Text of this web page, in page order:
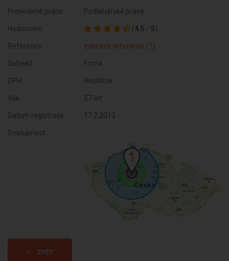
Provedené práce: Podlahářské práce
Hodnocení: ( 4.5 / 5)
Reference: zobrazit reference (1)
Subjekt: Firma
DPH: Neplátce
Věk: 57 let
Datum registrace: 17.2.2013
Dostupnost:
ZPĚT